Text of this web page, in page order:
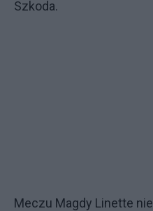
Szkoda.
Meczu Magdy Linette